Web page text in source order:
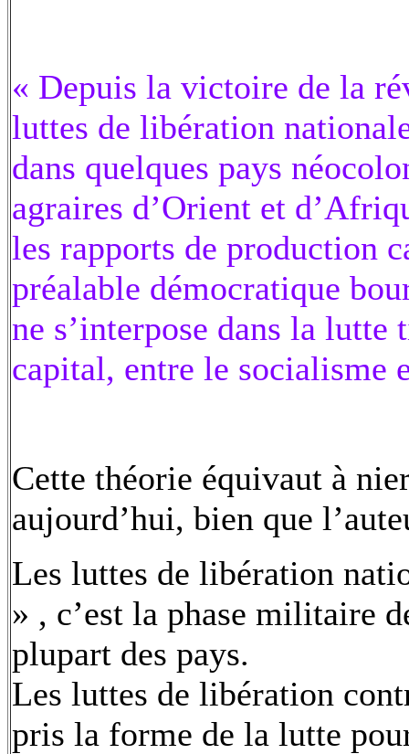
« Depuis la victoire de la
luttes de libération
dans quelques pays
agraires d’Orient et
les rapports de production
préalable démocratique
ne s’interpose dans la
capital, entre le socialisme
Cette théorie équivaut à
aujourd’hui, bien que
Les luttes de libération
» , c’est la phase militaire
plupart des pays.
Les luttes de libération
pris la forme de la lutte